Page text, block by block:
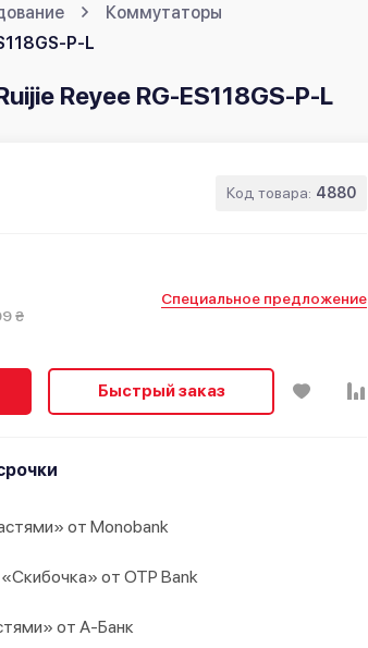
Коммутаторы
P-L
Reyee RG-ES118GS-P-L
Код товара: 4880
Специальное предложение
₴
Быстрый заказ
от Monobank
от OTP Bank
от А-Банк